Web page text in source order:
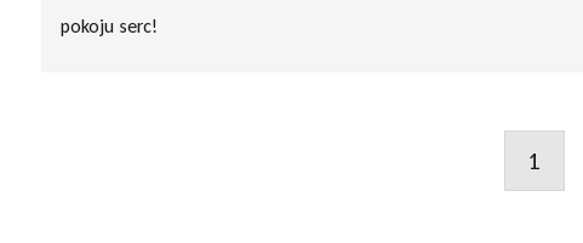
pokoju serc!
1